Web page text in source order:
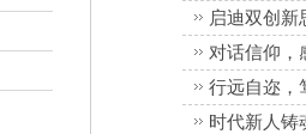
启迪双创
对话信仰
行远自迩，
时代新人